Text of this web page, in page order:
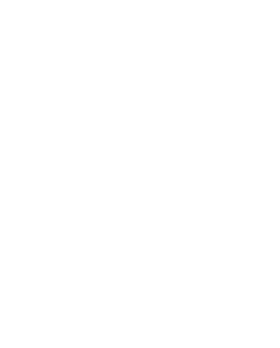
toaleta, župan, fén,